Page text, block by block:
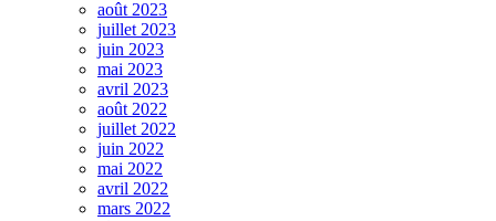
août 2023
juillet 2023
juin 2023
mai 2023
avril 2023
août 2022
juillet 2022
juin 2022
mai 2022
avril 2022
mars 2022